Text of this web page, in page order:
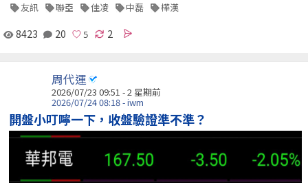
友訊 聯亞 佳凌 中磊 樺漢
8423 20 2
周代運
2026/07/23 09:51 - 2 星期前
2026/07/24 08:18 - iwm
開盤小叮嚀一下，收盤驗證準不準？